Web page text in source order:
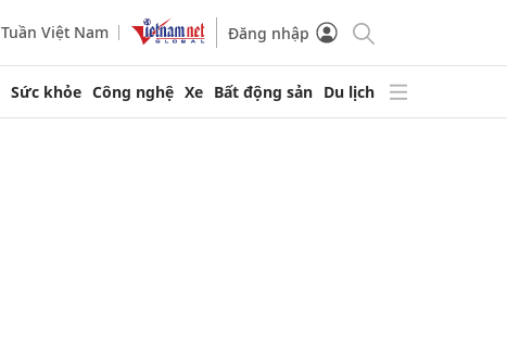
Tuần Việt Nam Đăng nhập
Sức khỏe Công nghệ Xe Bất động sản Du lịch